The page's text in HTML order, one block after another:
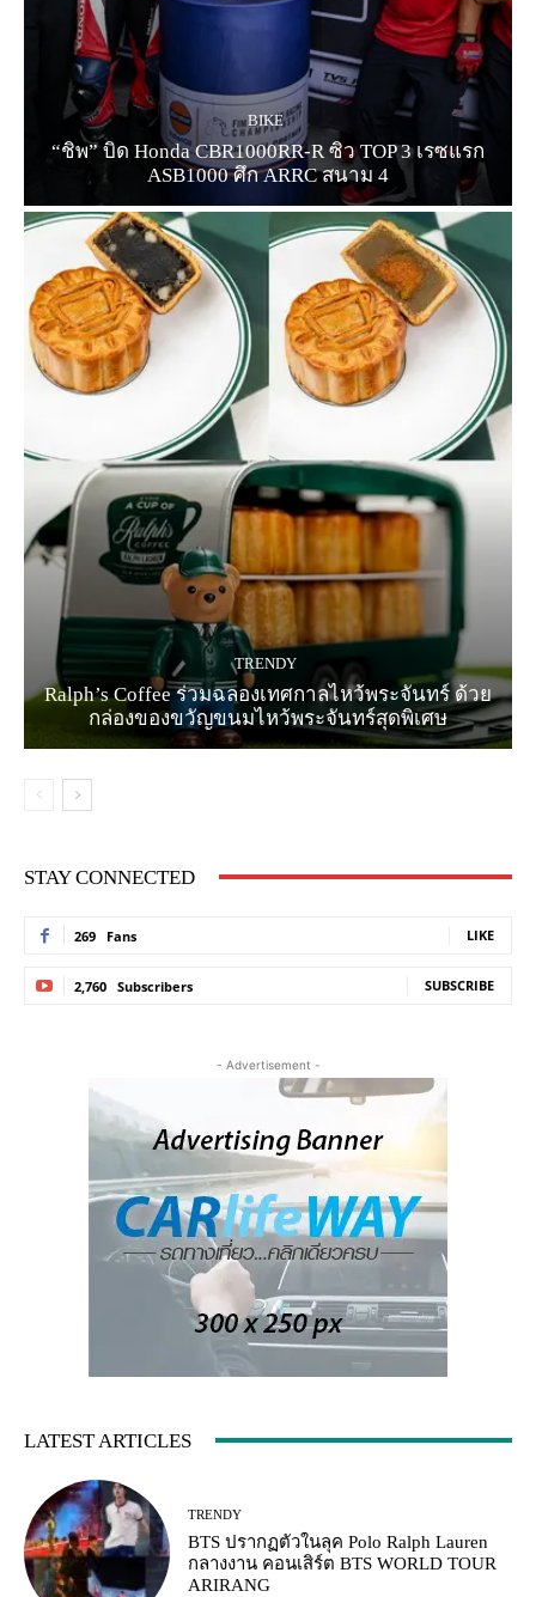
BIKE
“ชิพ” บิด Honda CBR1000RR-R ซิว TOP 3 เรซแรก
ASB1000 ศึก ARRC สนาม 4
TRENDY
Ralph’s Coffee ร่วมฉลองเทศกาลไหว้พระจันทร์ ด้วย
กล่องของขวัญขนมไหว้พระจันทร์สุดพิเศษ
STAY CONNECTED
269 Fans LIKE
2,760 Subscribers SUBSCRIBE
- Advertisement -
LATEST ARTICLES
TRENDY
BTS ปรากฏตัวในลุค Polo Ralph Lauren
กลางงาน คอนเสิร์ต BTS WORLD TOUR
ARIRANG